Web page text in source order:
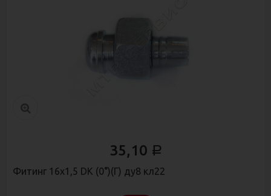
35,10 Р
Фитинг 16х1,5 DK (0°)(Г) ду8 кл22